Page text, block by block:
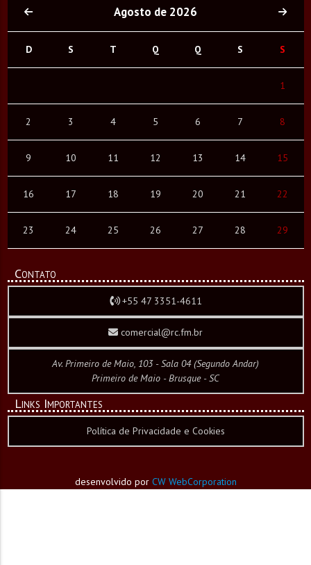
Agosto de 2026
D S T Q Q S S
1
2 3 4 5 6 7 8
9 10 11 12 13 14 15
16 17 18 19 20 21 22
23 24 25 26 27 28 29
Contato
+55 47 3351-4611
comercial@rc.fm.br
Av. Primeiro de Maio, 103 - Sala 04 (Segundo Andar)
Primeiro de Maio - Brusque - SC
Links Importantes
Política de Privacidade e Cookies
desenvolvido por CW WebCorporation